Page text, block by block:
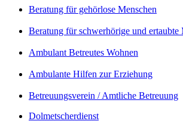
Beratung für gehörlose Menschen
Beratung für schwerhörige und ertaubte
Ambulant Betreutes Wohnen
Ambulante Hilfen zur Erziehung
Betreuungsverein / Amtliche Betreuung
Dolmetscherdienst